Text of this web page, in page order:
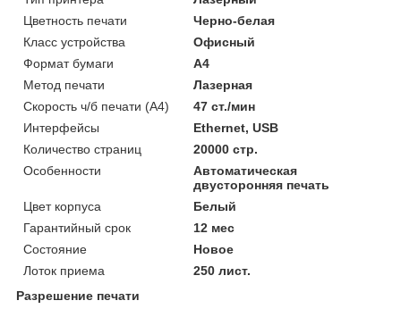
Цветность печати
Черно-белая
Класс устройства
Офисный
Формат бумаги
А4
Метод печати
Лазерная
Скорость ч/б печати (A4)
47 ст./мин
Интерфейсы
Ethernet, USB
Количество страниц
20000 стр.
Особенности
Автоматическая
двусторонняя печать
Цвет корпуса
Белый
Гарантийный срок
12 мес
Состояние
Новое
Лоток приема
250 лист.
Разрешение печати